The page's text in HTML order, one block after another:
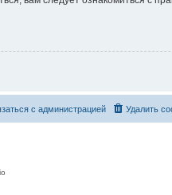
Удалить
с администрацией